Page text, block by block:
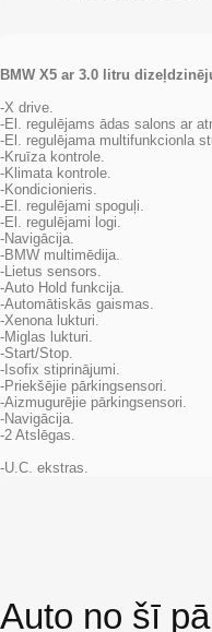
BMW X5 ar 3.0 litru
-X drive.
-El. regulējams ādas salons ar
-El. regulējama multifunkcionla
-Kruīza kontrole.
-Klimata kontrole.
-Kondicionieris.
-El. regulējami spoguļi.
-El. regulējami logi.
-Navigācija.
-BMW multimēdija.
-Lietus sensors.
-Auto Hold funkcija.
-Automātiskās gaismas.
-Xenona lukturi.
-Miglas lukturi.
-Start/Stop.
-Isofix stiprinājumi.
-Priekšējie pārkingsensori.
-Aizmugurējie pārkingsensori.
-Navigācija.
-2 Atslēgas.
-U.C. ekstras.
Auto no šī